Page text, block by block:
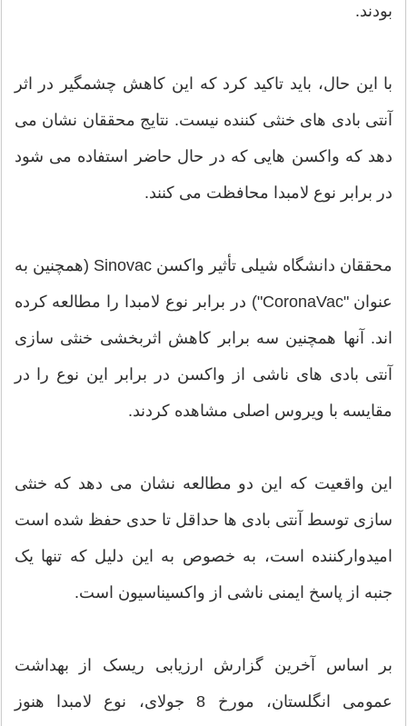
بودند.
با این حال، باید تاکید کرد که این کاهش چشمگیر در اثر
آنتی بادی های خنثی کننده نیست. نتایج محققان نشان می
دهد که واکسن هایی که در حال حاضر استفاده می شود
در برابر نوع لامبدا محافظت می کنند.
محققان دانشگاه شیلی تأثیر واکسن Sinovac (همچنین به
عنوان "CoronaVac") در برابر نوع لامبدا را مطالعه کرده
اند. آنها همچنین سه برابر کاهش اثربخشی خنثی سازی
آنتی بادی های ناشی از واکسن در برابر این نوع را در
مقایسه با ویروس اصلی مشاهده کردند.
این واقعیت که این دو مطالعه نشان می دهد که خنثی
سازی توسط آنتی بادی ها حداقل تا حدی حفظ شده است
امیدوارکننده است، به خصوص به این دلیل که تنها یک
جنبه از پاسخ ایمنی ناشی از واکسیناسیون است.
بر اساس آخرین گزارش ارزیابی ریسک از بهداشت
عمومی انگلستان، مورخ 8 جولای، نوع لامبدا هنوز